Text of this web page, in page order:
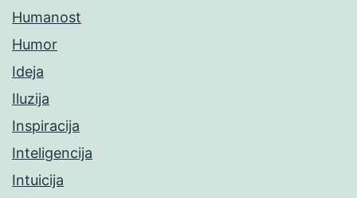
Humanost
Humor
Ideja
Iluzija
Inspiracija
Inteligencija
Intuicija